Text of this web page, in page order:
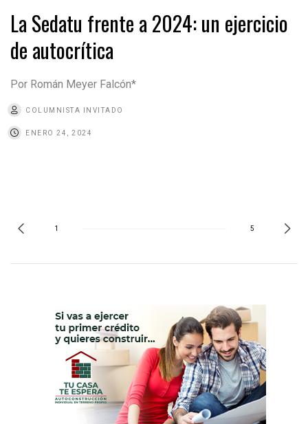
La Sedatu frente a 2024: un ejercicio
de autocrítica
Por Román Meyer Falcón*
COLUMNISTA INVITADO
ENERO 24, 2024
1 5